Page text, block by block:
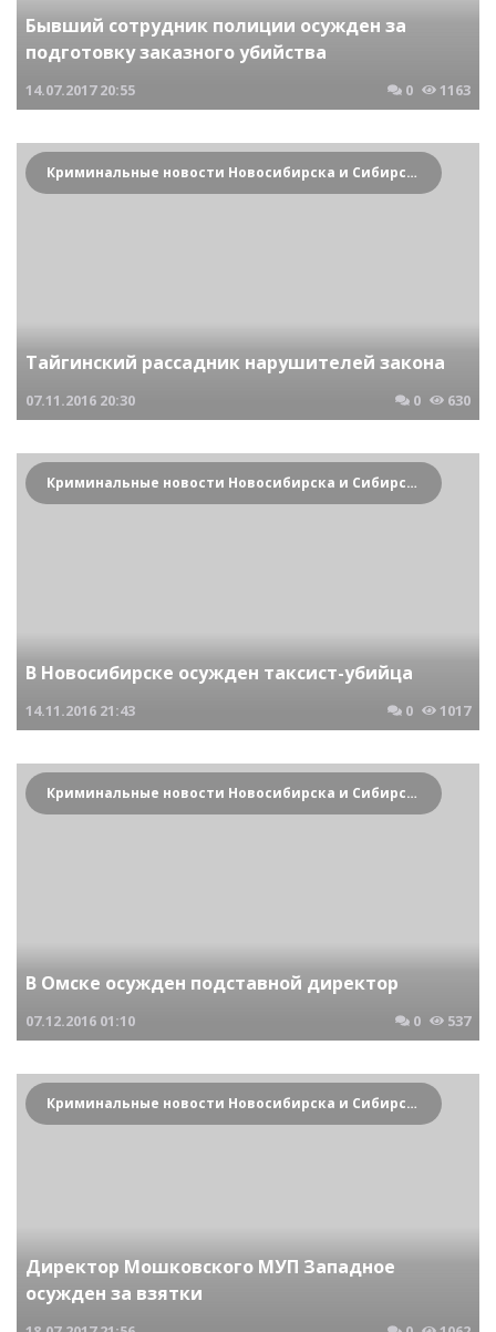
Бывший сотрудник полиции осужден за
подготовку заказного убийства
14.07.2017 20:55 0 1163
Криминальные новости Новосибирска и Сибирского региона
Тайгинский рассадник нарушителей закона
07.11.2016 20:30 0 630
Криминальные новости Новосибирска и Сибирского региона
В Новосибирске осужден таксист-убийца
14.11.2016 21:43 0 1017
Криминальные новости Новосибирска и Сибирского региона
В Омске осужден подставной директор
07.12.2016 01:10 0 537
Криминальные новости Новосибирска и Сибирского региона
Директор Мошковского МУП Западное
осужден за взятки